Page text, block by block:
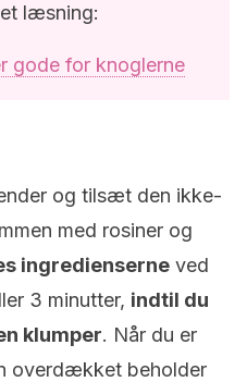
læsning:
gode for knoglerne
og tilsæt den ikke-
med rosiner og
ingredienserne ved
3 minutter, indtil du
klumper. Når du er
overdækket beholder